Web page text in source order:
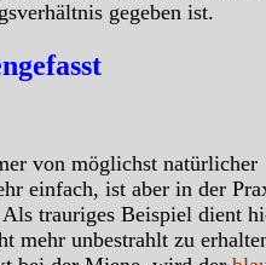
gegeben ist.
von möglichst natürlicher
einfach, ist aber in der
trauriges Beispiel dient
mehr unbestrahlt zu